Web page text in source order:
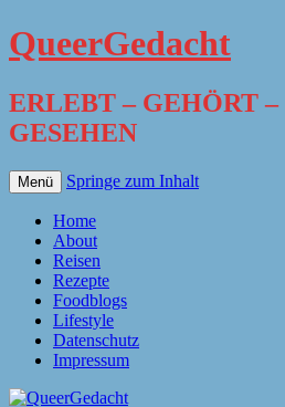
QueerGedacht
ERLEBT – GEHÖRT –
GESEHEN
Menü Springe zum Inhalt
Home
About
Reisen
Rezepte
Foodblogs
Lifestyle
Datenschutz
Impressum